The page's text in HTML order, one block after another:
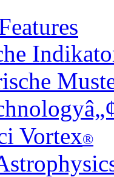
Vortex®